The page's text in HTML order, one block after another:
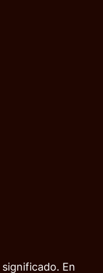
En